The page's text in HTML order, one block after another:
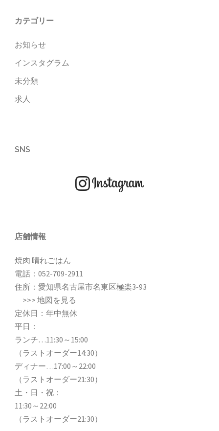
カテゴリー
お知らせ
インスタグラム
未分類
求人
SNS
店舗情報
焼肉 晴れごはん
電話： 052-709-2911
住所：愛知県名古屋市名東区極楽3-93
>>> 地図を見る
定休日：年中無休
平日：
ランチ…11:30～15:00
（ラストオーダー14:30）
ディナー…17:00～22:00
（ラストオーダー21:30）
土・日・祝：
11:30～22:00
（ラストオーダー21:30）